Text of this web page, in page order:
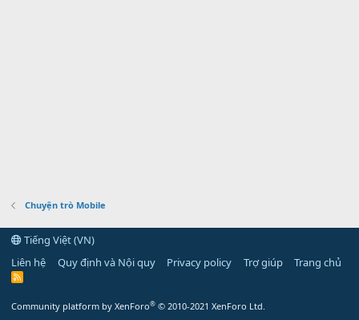
Chuyện trò Mobile
Tiếng Việt (VN)
Liên hệ
Quy định và Nội quy Privacy policy Trợ giúp Trang chủ
R
Community platform by XenForo® © 2010-2021 XenForo Ltd.